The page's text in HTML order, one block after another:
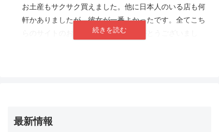
お土産もサクサク買えました。他に日本人のいる店も何
軒かありましたが、彼女が一番よかったです。全てこち
らのサイトのお陰です。どうもありがとうございまし
すが、出発日前日・入館日四日前に妻がアカデミア美術
最新情報